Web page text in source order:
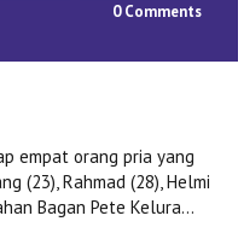
0 Comments
empat orang pria yang
(23), Rahmad (28), Helmi
Bagan Pete Kelura...